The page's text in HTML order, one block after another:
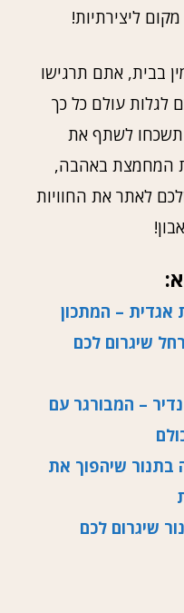
ליצירתיות!
בבית, אתם תרגישו
עולם כל כך
תשכחו לשתף את
המחמצת באהבה,
לאתר את החוויות
אגדית – המתכון
שיגרום לכם
– המבורגר עם
בתנור שיהפוך את
שיגרום לכם